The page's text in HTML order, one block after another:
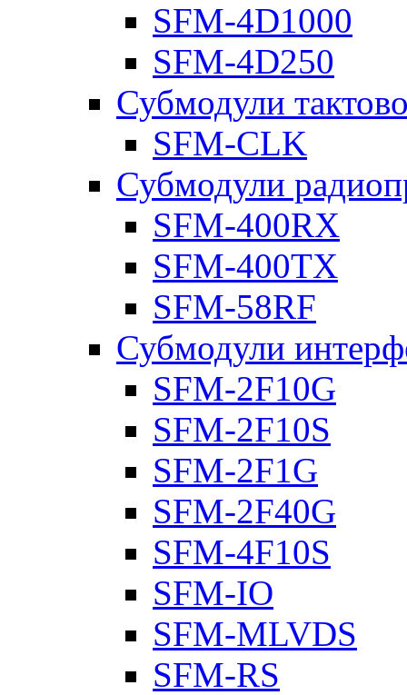
SFM-4D1000
SFM-4D250
Субмодули
SFM-CLK
Субмодули
SFM-400RX
SFM-400TX
SFM-58RF
Субмодули
SFM-2F10G
SFM-2F10S
SFM-2F1G
SFM-2F40G
SFM-4F10S
SFM-IO
SFM-MLVDS
SFM-RS